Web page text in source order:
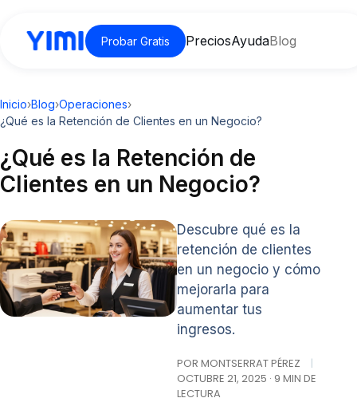
Probar Gratis PreciosAyudaBlog
Inicio›Blog›Operaciones›
¿Qué es la Retención de Clientes en un Negocio?
¿Qué es la Retención de
Clientes en un Negocio?
Descubre qué es la
retención de clientes
en un negocio y cómo
mejorarla para
aumentar tus
ingresos.
POR MONTSERRAT PÉREZ
|
OCTUBRE 21, 2025 · 9 MIN DE
LECTURA